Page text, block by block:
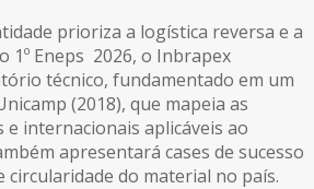
prioriza a logística reversa e a
1º Eneps 2026, o Inbrapex
técnico, fundamentado em um
(2018), que mapeia as
e internacionais aplicáveis ao
apresentará cases de sucesso
circularidade do material no país.